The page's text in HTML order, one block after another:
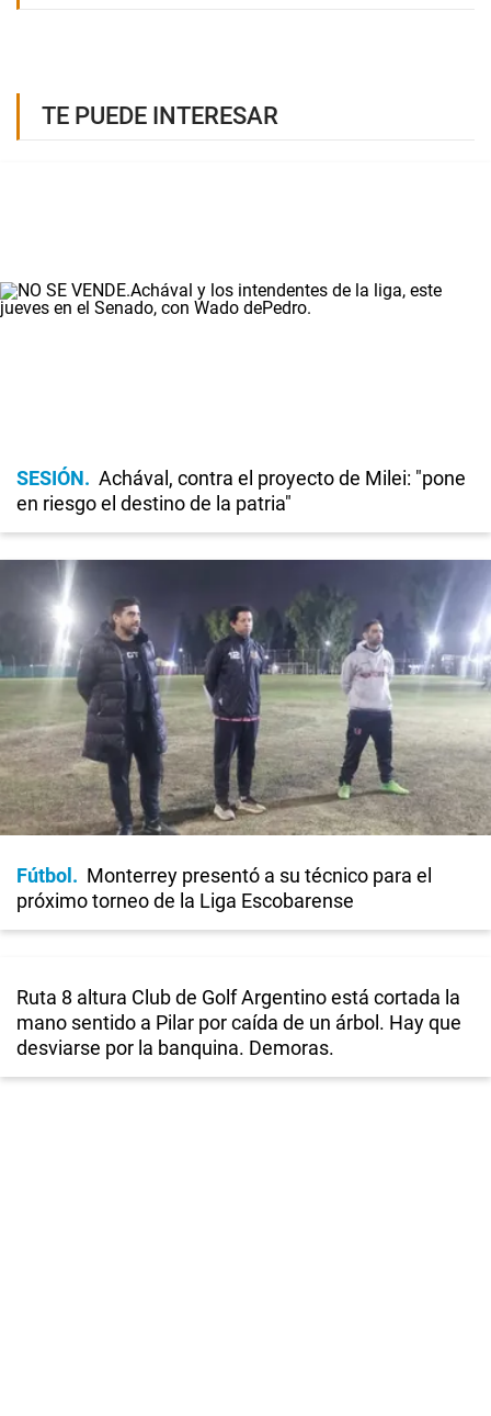
TE PUEDE INTERESAR
SESIÓN
Achával, contra el proyecto de Milei: "pone
en riesgo el destino de la patria"
Fútbol
Monterrey presentó a su técnico para el
próximo torneo de la Liga Escobarense
Ruta 8 altura Club de Golf Argentino está cortada la
mano sentido a Pilar por caída de un árbol. Hay que
desviarse por la banquina. Demoras.